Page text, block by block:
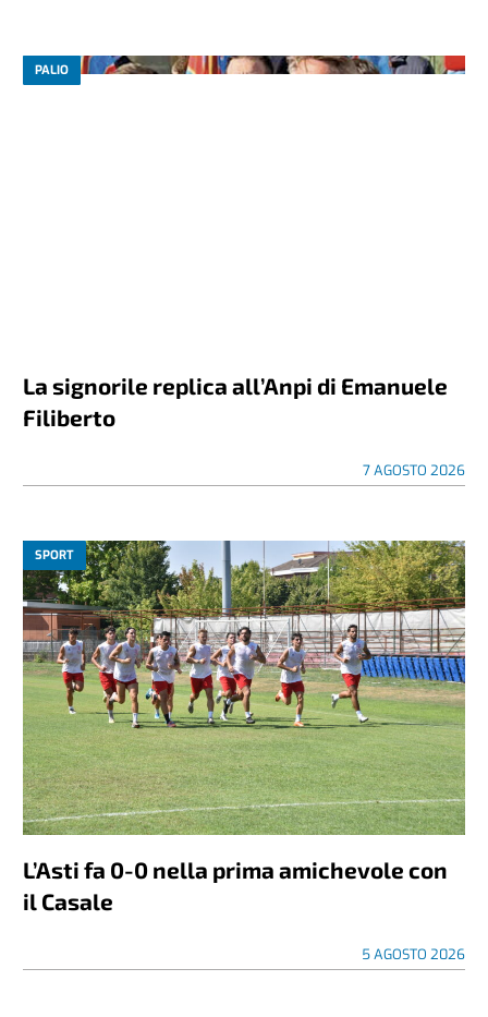
PALIO
La signorile replica all’Anpi di Emanuele
Filiberto
7 AGOSTO 2026
SPORT
L’Asti fa 0-0 nella prima amichevole con
il Casale
5 AGOSTO 2026